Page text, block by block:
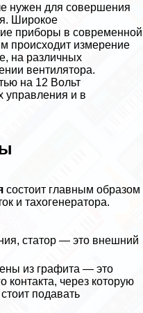
нужен для совершения
Широкое
приборы в современной
происходит измерение
на различных
вентилятора.
на 12 Вольт
управления и в
состоит главным образом
и тахогенератора.
статор — это внешний
из графита — это
контакта, через которую
подавать